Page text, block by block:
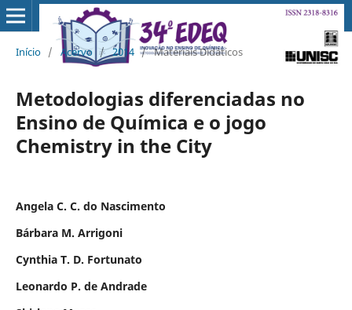
Início / Acervo / 2014 / Materiais Didáticos
Metodologias diferenciadas no
Ensino de Química e o jogo
Chemistry in the City
Angela C. C. do Nascimento
Bárbara M. Arrigoni
Cynthia T. D. Fortunato
Leonardo P. de Andrade